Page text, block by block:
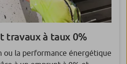
travaux à taux 0%
ou la performance énergétique